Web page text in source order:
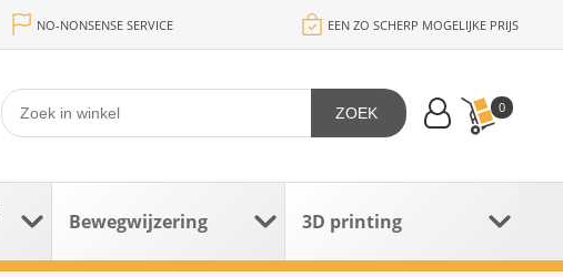
NO-NONSENSE SERVICE EEN ZO SCHERP MOGELIJKE PRIJS
0
ZOEK
Bewegwijzering 3D printing